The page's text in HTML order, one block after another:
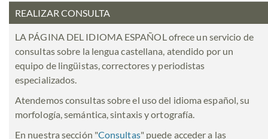
REALIZAR CONSULTA
LA PÁGINA DEL IDIOMA ESPAÑOL ofrece un servicio de
consultas sobre la lengua castellana, atendido por un
equipo de lingüistas, correctores y periodistas
especializados.
Atendemos consultas sobre el uso del idioma español, su
morfología, semántica, sintaxis y ortografía.
En nuestra sección "Consultas" puede acceder a las